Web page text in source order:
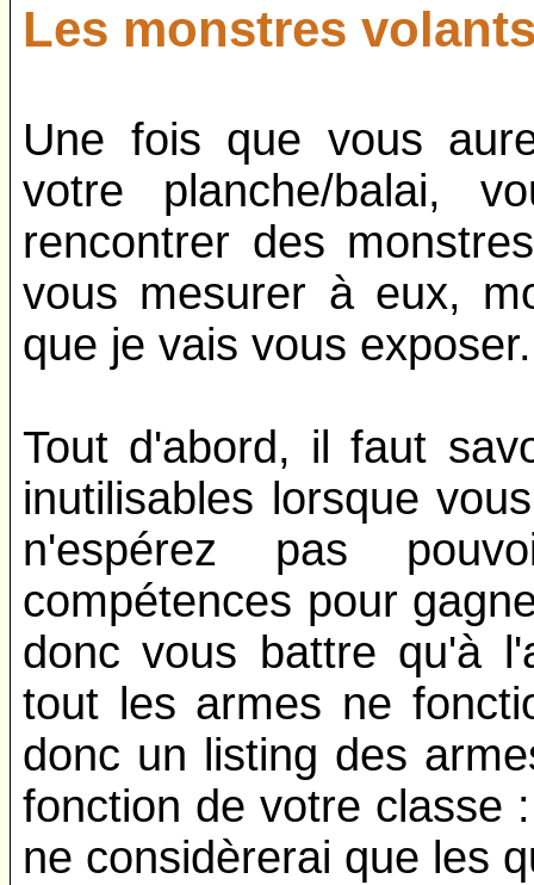
Les monstres
Une fois que vous
votre planche/balai,
rencontrer des
vous mesurer à eux,
que je vais vous exposer.
Tout d'abord, il faut
inutilisables lorsque
n'espérez pas
compétences pour
donc vous battre qu'à
tout les armes ne
donc un listing des
fonction de votre classe
ne considèrerai que les